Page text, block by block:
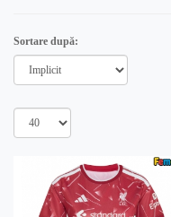
Sortare după: